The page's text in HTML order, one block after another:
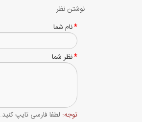
نوشتن نظر
نام شما
نظر شما
توجه: لطفا فارسی تایپ کنید.